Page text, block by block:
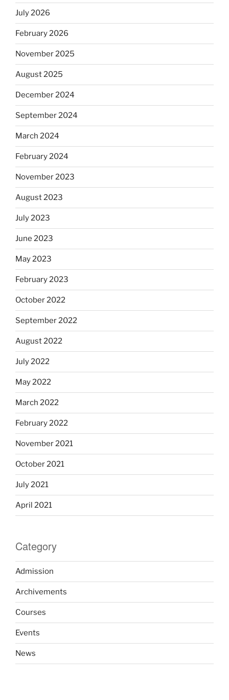
July 2026
February 2026
November 2025
August 2025
December 2024
September 2024
March 2024
February 2024
November 2023
August 2023
July 2023
June 2023
May 2023
February 2023
October 2022
September 2022
August 2022
July 2022
May 2022
March 2022
February 2022
November 2021
October 2021
July 2021
April 2021
Category
Admission
Archivements
Courses
Events
News